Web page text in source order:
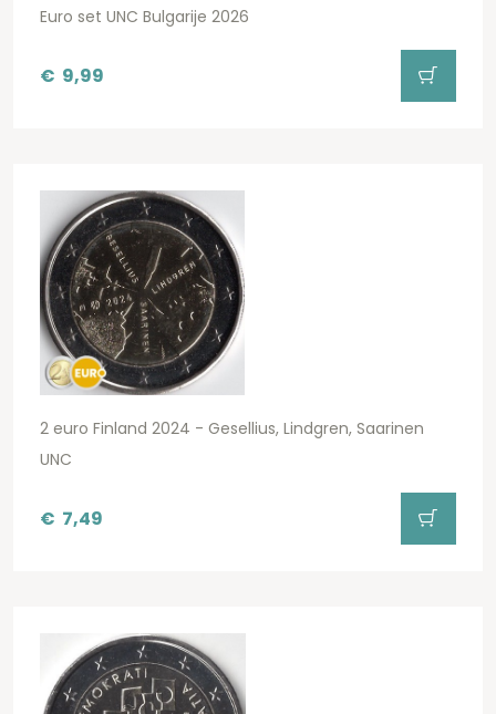
Euro set UNC Bulgarije 2026
€ 9,99
2 euro Finland 2024 - Gesellius, Lindgren, Saarinen
UNC
€ 7,49